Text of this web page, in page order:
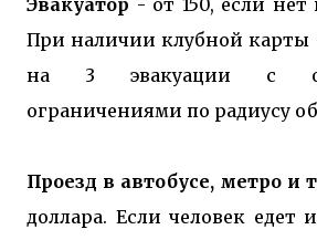
Эвакуатор - от 150, если
При наличии клубной карты
на 3 эвакуации с
ограничениями по радиусу
Проезд в автобусе, метро и
доллара. Если человек едет